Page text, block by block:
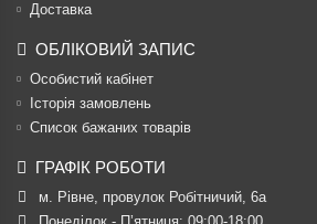
Доставка
ОБЛІКОВИЙ ЗАПИС
Особистий кабінет
Історія замовлень
Список бажаних товарів
ГРАФІК РОБОТИ
м. Рівне, провулок Робітничий, 6а